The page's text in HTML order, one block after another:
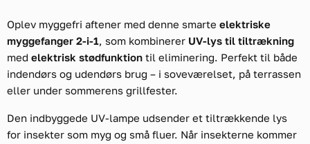
Oplev myggefri aftener med denne smarte elektriske
myggefanger 2-i-1, som kombinerer UV-lys til tiltrækning
med elektrisk stødfunktion til eliminering. Perfekt til både
indendørs og udendørs brug – i soveværelset, på terrassen
eller under sommerens grillfester.
Den indbyggede UV-lampe udsender et tiltrækkende lys
for insekter som myg og små fluer. Når insekterne kommer